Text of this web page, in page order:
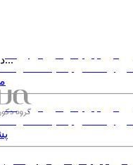
در حال بارگذاری...